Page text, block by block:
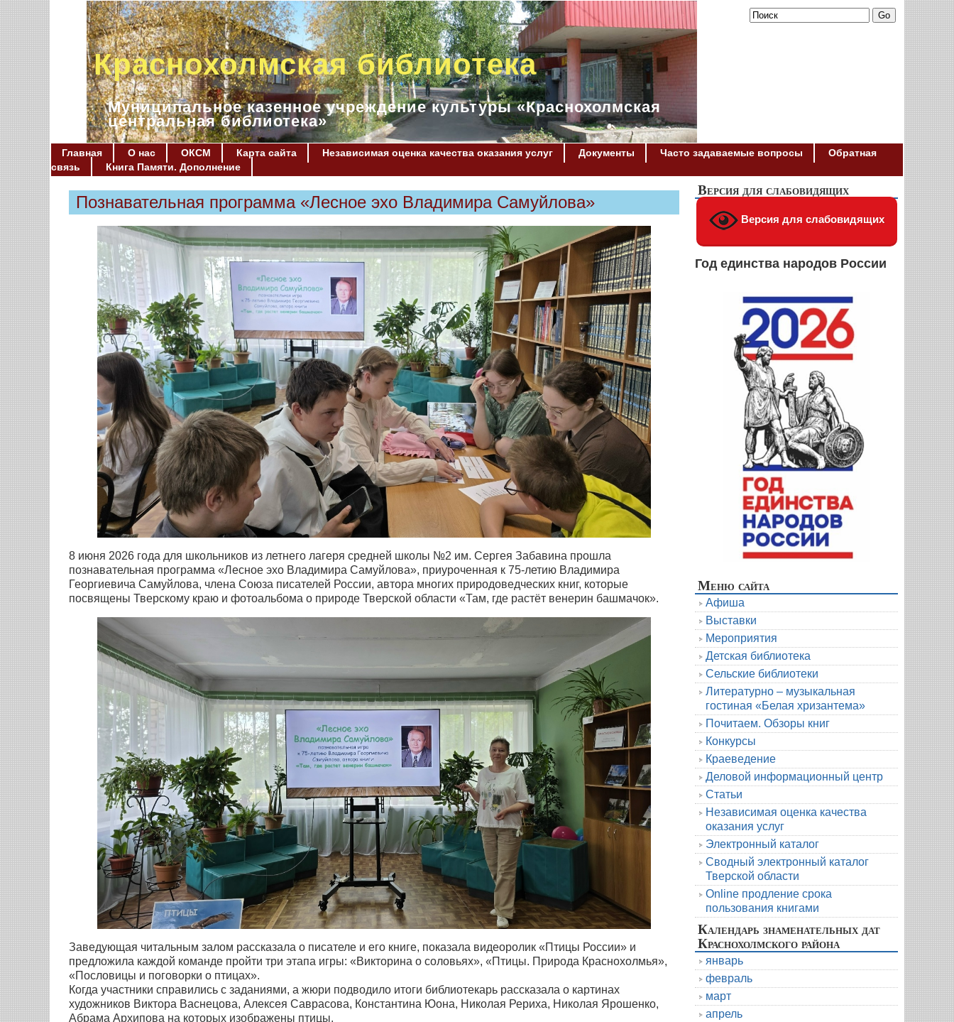
Краснохолмская библиотека
Муниципальное казенное учреждение культуры «Краснохолмская
центральная библиотека»
Главная О нас ОКСМ Карта сайта Независимая оценка качества оказания услуг Документы Часто задаваемые вопросы
Обратная
связь
Книга Памяти. Дополнение
Познавательная программа «Лесное эхо Владимира Самуйлова»
8 июня 2026 года для школьников из летнего лагеря средней школы №2 им. Сергея Забавина прошла
познавательная программа «Лесное эхо Владимира Самуйлова», приуроченная к 75-летию Владимира
Георгиевича Самуйлова, члена Союза писателей России, автора многих природоведческих книг, которые
посвящены Тверскому краю и фотоальбома о природе Тверской области «Там, где растёт венерин башмачок».
Заведующая читальным залом рассказала о писателе и его книге, показала видеоролик «Птицы России» и
предложила каждой команде пройти три этапа игры: «Викторина о соловьях», «Птицы. Природа Краснохолмья»,
«Пословицы и поговорки о птицах».
Когда участники справились с заданиями, а жюри подводило итоги библиотекарь рассказала о картинах
художников Виктора Васнецова, Алексея Саврасова, Константина Юона, Николая Рериха, Николая Ярошенко,
Абрама Архипова на которых изображены птицы.
Версия для слабовидящих
Версия для слабовидящих
Год единства народов России
Меню сайта
Афиша
Выставки
Мероприятия
Детская библиотека
Сельские библиотеки
Литературно – музыкальная
гостиная «Белая хризантема»
Почитаем. Обзоры книг
Конкурсы
Краеведение
Деловой информационный центр
Статьи
Независимая оценка качества
оказания услуг
Электронный каталог
Сводный электронный каталог
Тверской области
Online продление срока
пользования книгами
Календарь знаменательных дат
Краснохолмского района
январь
февраль
март
апрель